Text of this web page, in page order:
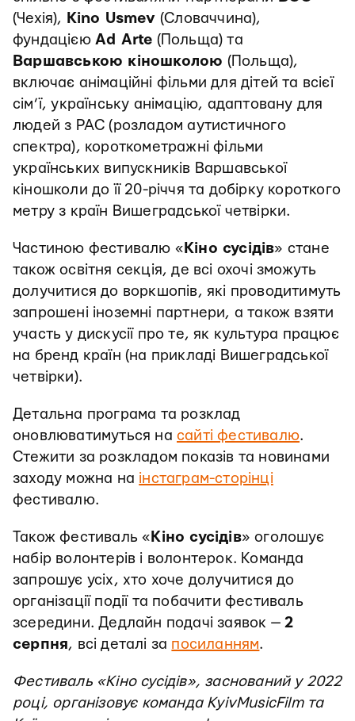
(Чехія),
Kino Usmev(Словаччина),
фундацією Ad Arte (Польща) та
Варшавською кіношколою (Польща),
включає анімаційні фільми для дітей та всієї
сім’ї, українську анімацію, адаптовану для
людей з РАС (розладом аутистичного
спектра), короткометражні фільми
українських випускників Варшавської
кіношколи до її 20-річчя та добірку короткого
метру з країн Вишеградської четвірки.
Частиною фестивалю « Кіно сусідів» стане
також освітня секція, де всі охочі зможуть
долучитися до воркшопів, які проводитимуть
запрошені іноземні партнери, а також взяти
участь у дискусії про те, як культура працює
на бренд країн (на прикладі Вишеградської
четвірки).
Детальна програма та розклад
оновлюватимуться на сайті фестивалю.
Стежити за розкладом показів та новинами
заходу можна на інстаграм-сторінці
фестивалю.
Також фестиваль « Кіно сусідів» оголошує
набір волонтерів і волонтерок. Команда
запрошує усіх, хто хоче долучитися до
організації події та побачити фестиваль
зсередини. Дедлайн подачі заявок —2
серпня, всі деталі за посиланням.
Фестиваль «Кіно сусідів», заснований у 2022
році, організовує команда KyivMusicFilm та